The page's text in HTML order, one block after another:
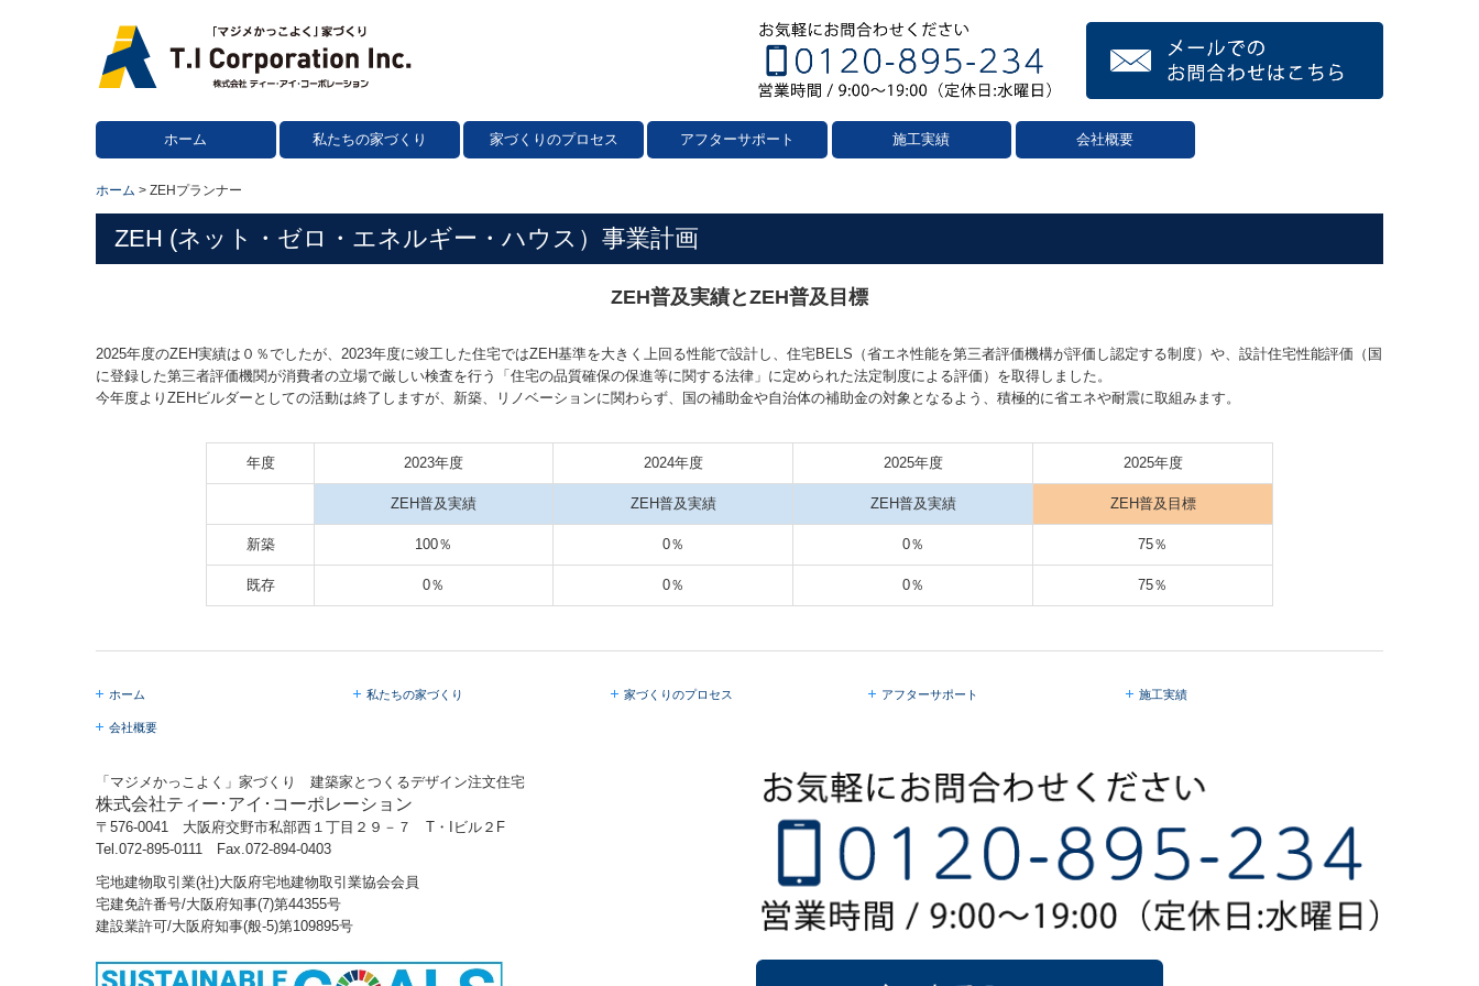
ホーム 私たちの家づくり 家づくりのプロセス アフターサポート 施工実績 会社概要
ホーム ZEHプランナー
ZEH (ネット・ゼロ・エネルギー・ハウス）事業計画
ZEH普及実績とZEH普及目標
2025年度のZEH実績は０％でしたが、2023年度に竣工した住宅ではZEH基準を大きく上回る性能で設計し、住宅BELS（省エネ性能を第三者評価機構が評価し認定する制度）や、設計住宅性能評価（国
に登録した第三者評価機関が消費者の立場で厳しい検査を行う「住宅の品質確保の保進等に関する法律」に定められた法定制度による評価）を取得しました。
今年度よりZEHビルダーとしての活動は終了しますが、新築、リノベーションに関わらず、国の補助金や自治体の補助金の対象となるよう、積極的に省エネや耐震に取組みます。
年度 2023年度 2024年度 2025年度 2025年度
ZEH普及実績 ZEH普及実績 ZEH普及実績 ZEH普及目標
新築 100％ 0％ 0％ 75％
既存 0％ 0％ 0％ 75％
ホーム 私たちの家づくり 家づくりのプロセス アフターサポート 施工実績
会社概要
「マジメかっこよく」家づくり 建築家とつくるデザイン注文住宅
株式会社ティー･アイ･コーポレーション
〒576-0041 大阪府交野市私部西１丁目２９－７ T・Iビル２F
Tel. 072-895-0111
Fax.072-894-0403
宅地建物取引業(社)大阪府宅地建物取引業協会会員
宅建免許番号/大阪府知事(7)第44355号
建設業許可/大阪府知事(般-5)第109895号